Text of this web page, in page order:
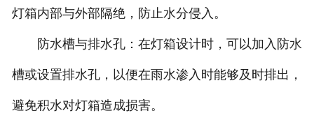
灯箱内部与外部隔绝，防止水分侵入。
防水槽与排水孔：在灯箱设计时，可以加入防水
槽或设置排水孔，以便在雨水渗入时能够及时排出，
避免积水对灯箱造成损害。